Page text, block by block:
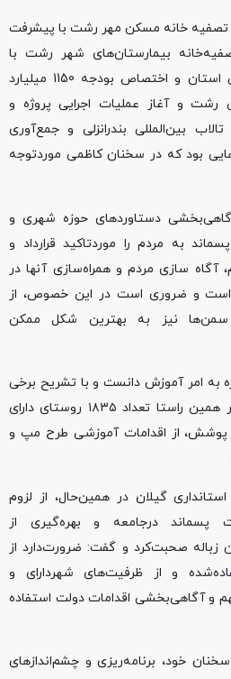
تصفیه خانه مسکن مهر رشت با پیشرفت
بیمارستان‌های شهر رشت با
مشارکت دانشگاه علوم پزشکی استان و اختصاص بودجه 1150 میلیارد
رشت و آغاز عملیات اجرایی پروژه و
بین‌المللی بندرانزلی و جمع‌آوری
بود که در سخنان کاظمی مورد‌توجه
دستاوردهای حوزه شهری و
به مردم را مورد‌تاکید قرار‌داد و
آگاه سازی مردم و همراه‌سازی آنها در
است و ضروری است در این خصوص، از
سمن‌ها نیز به بهترین شکل ممکن
به امر آموزش دانست و با تشریح برخی
اقدامات صورت‌گرفته افزود: در همین راستا تعداد ۱۸۳۵ روستای دارای
تحت پوشش، از اقدامات آموزشی طرح مپ و
گیلان در همین‌حال، از لزوم
پسماند درجامعه و بهره‌گیری از
زباله صحبت‌کرد و گفت: ضرورت‌دارد از
و از ظرفیت‌های شهردارای و
و آگاهی‌بخشی اقدامات دولت استفاده
خود، برنامه‌ریزی و چشم‌انداز‌های